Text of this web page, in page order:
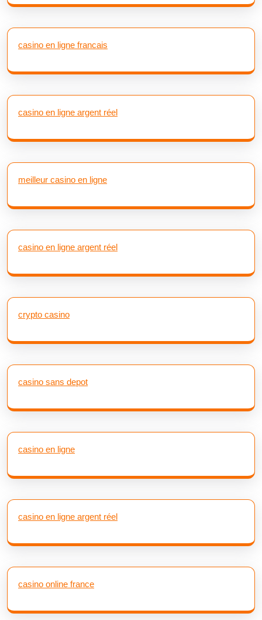
casino en ligne francais
casino en ligne argent réel
meilleur casino en ligne
casino en ligne argent réel
crypto casino
casino sans depot
casino en ligne
casino en ligne argent réel
casino online france